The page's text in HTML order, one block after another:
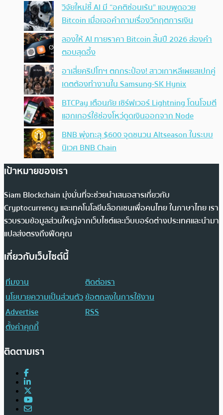
วิจัยใหม่ชี้ AI มี “อคติซ่อนเร้น” แอบพูดอวย
Bitcoin เมื่อเจอคำถามเรื่องวิกฤตการเงิน
ลองให้ AI ทายราคา Bitcoin สิ้นปี 2026 ส่องคำ
ตอบสุดอึ้ง
อาเสี่ยคริปโทฯ ตกกระป๋อง! สาวเกาหลีเผยสเปกคู่
เดตต้องทำงานใน Samsung-SK Hynix
BTCPay เตือนภัย เซิร์ฟเวอร์ Lightning โดนโจมตี
แฮกเกอร์ใช้ช่องโหว่ดูดเงินออกจาก Node
BNB พุ่งทะลุ $600 จุดชนวน Altseason ในระบบ
นิเวศ BNB Chain
เป้าหมายของเรา
Siam Blockchain มุ่งมั่นที่จะช่วยนำเสนอสารเกี่ยวกับ
Cryptocurrency และเทคโนโลยีบล็อกเชนเพื่อคนไทย ในภาษาไทย เรา
รวบรวมข้อมูลส่วนใหญ่จากเว็บไซต์และเว็บบอร์ดต่างประเทศและนำมา
แปลส่งตรงถึงฟีดคุณ
เกี่ยวกับเว็บไซต์นี้
ทีมงาน
ติดต่อเรา
นโยบายความเป็นส่วนตัวข้อตกลงในการใช้งาน
Advertise
RSS
ตั้งค่าคุกกี้
ติดตามเรา